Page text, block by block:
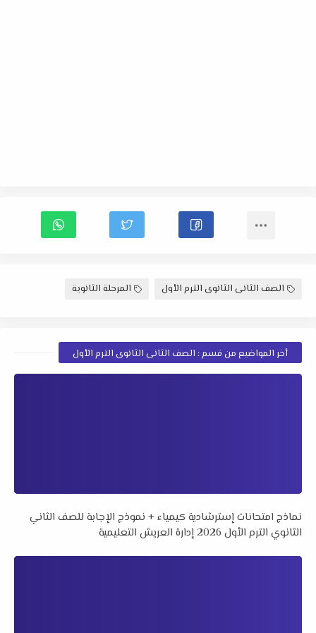
الصف الثانى الثانوى الترم الأول المرحلة الثانوية
أخر المواضيع من قسم : الصف الثانى الثانوى الترم الأول
نماذج امتحانات إسترشادية كيمياء + نموذج الإجابة للصف الثاني
الثانوي الترم الأول 2026 إدارة العريش التعليمية